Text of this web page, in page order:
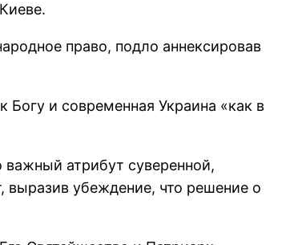
право, подло аннексировав
и современная Украина «как в
атрибут суверенной,
убеждение, что решение о